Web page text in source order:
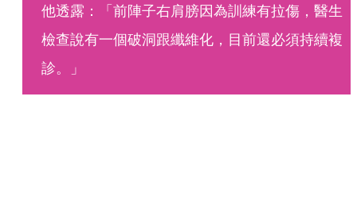
他透露：「前陣子右肩膀因為訓練有拉傷，醫生
檢查說有一個破洞跟纖維化，目前還必須持續複
診。」